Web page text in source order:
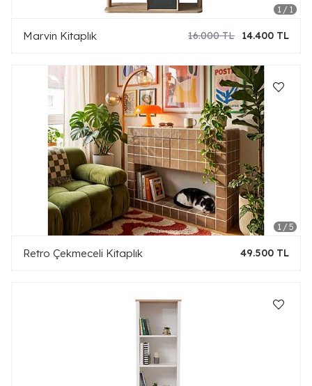
Marvin Kitaplık 14.400 TL
16.000 TL
Retro Çekmeceli Kitaplık 49.500 TL